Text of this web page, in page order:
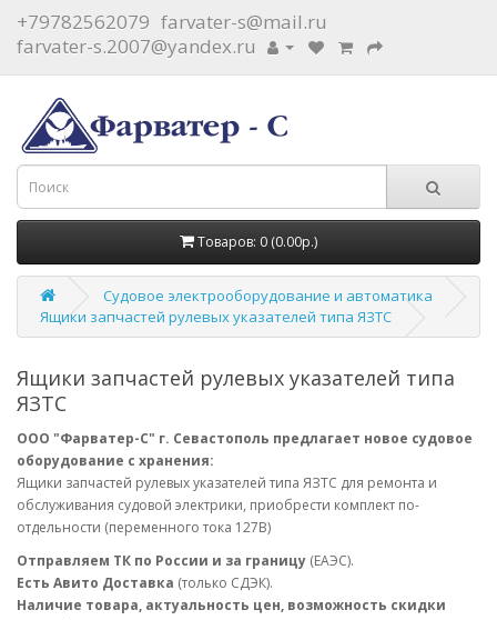
+79782562079 farvater-s@mail.ru
farvater-s.2007@yandex.ru
Товаров: 0 (0.00р.)
Судовое электрооборудование и автоматика
Ящики запчастей рулевых указателей типа ЯЗТС
Ящики запчастей рулевых указателей типа
ЯЗТС
ООО "Фарватер-С" г. Севастополь предлагает новое судовое
оборудование с хранения:
Ящики запчастей рулевых указателей типа ЯЗТС для ремонта и
обслуживания судовой электрики, приобрести комплект по-
отдельности (переменного тока 127В)
Отправляем ТК по России и за границу (ЕАЭС).
Есть Авито Доставка (только СДЭК).
Наличие товара, актуальность цен, возможность скидки